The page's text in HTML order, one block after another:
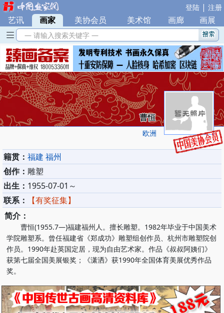
登陆 | 注册
艺讯 | 画家 美协会员 美术馆 画廊 画展
— 请输入搜索关键字 —
曹恒
欧洲
籍贯： 福建 福州
创作： 雕塑
出生： 1955-07-01～
联系：
【有奖征集】
简介：
曹恒(1955.7—)福建福州人。擅长雕塑。1982年毕业于中国美术
学院雕塑系。曾任福建省《郑成功》雕塑组创作员、杭州市雕塑院创
作员。1990年赴英国定居，现为自由艺术家。作品《叔叔阿姨们》
获第七届全国美展银奖；《潇洒》获1990年全国体育美展优秀作品
奖。